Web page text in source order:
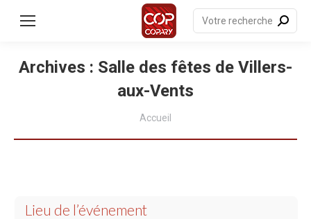
Recherche
:
Archives : Salle des fêtes de Villers-
aux-Vents
Accueil
Lieu de l’événement